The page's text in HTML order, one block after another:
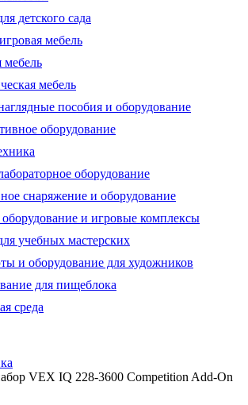
детского сада
мебель
мебель
пособия и оборудование
оборудование
оборудование
снаряжение и оборудование
и игровые комплексы
учебных мастерских
и оборудование для художников
для пищеблока
среда
VEX IQ 228-3600 Competition Add-On